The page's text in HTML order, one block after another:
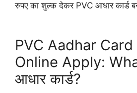
रुपए का शुल्क देकर PVC आधार कार्ड
PVC Aadhar
Online Apply:
आधार कार्ड?